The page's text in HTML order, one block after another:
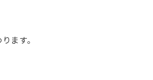
ます。